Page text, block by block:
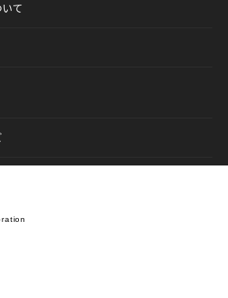
て